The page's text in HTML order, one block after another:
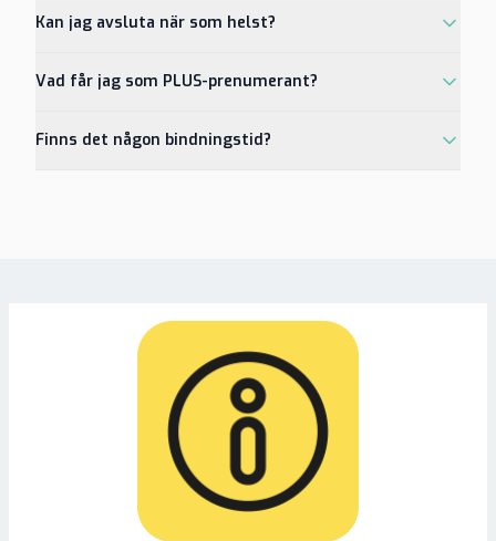
Kan jag avsluta när som helst?
Vad får jag som PLUS-prenumerant?
Finns det någon bindningstid?